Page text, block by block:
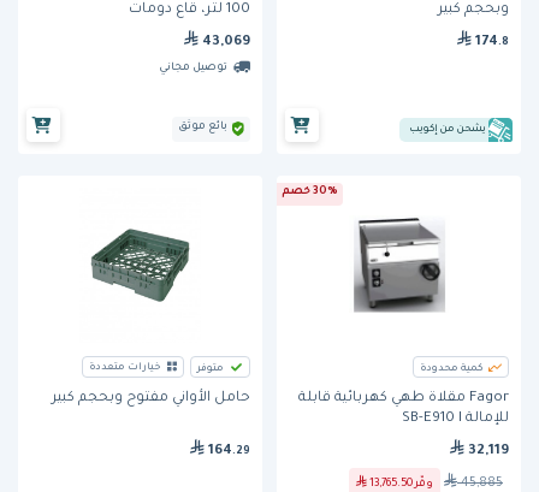
وبحجم كبير
174 .8
يشحن من إكويب
100 لتر، قاع دومات
43,069
توصيل مجاني
بائع موثق
30% خصم
كمية محدودة
Fagor مقلاة طهي كهربائية قابلة
للإمالة SB-E910 I
32,119
45,885 وفّر 13,765.50
متوفر خيارات متعددة
حامل الأواني مفتوح وبحجم كبير
164 .29